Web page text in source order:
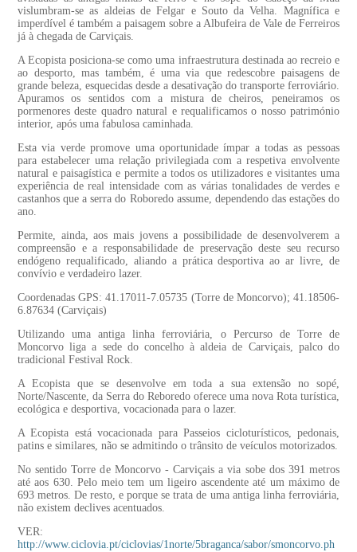
vislumbram-se as aldeias de Felgar e Souto da Velha. Magnífica e
imperdível é também a paisagem sobre a Albufeira de Vale de Ferreiros
já à chegada de Carviçais.
A Ecopista posiciona-se como uma infraestrutura destinada ao recreio e
ao desporto, mas também, é uma via que redescobre paisagens de
grande beleza, esquecidas desde a desativação do transporte ferroviário.
Apuramos os sentidos com a mistura de cheiros, peneiramos os
pormenores deste quadro natural e requalificamos o nosso património
interior, após uma fabulosa caminhada.
Esta via verde promove uma oportunidade ímpar a todas as pessoas
para estabelecer uma relação privilegiada com a respetiva envolvente
natural e paisagística e permite a todos os utilizadores e visitantes uma
experiência de real intensidade com as várias tonalidades de verdes e
castanhos que a serra do Roboredo assume, dependendo das estações do
ano.
Permite, ainda, aos mais jovens a possibilidade de desenvolverem a
compreensão e a responsabilidade de preservação deste seu recurso
endógeno requalificado, aliando a prática desportiva ao ar livre, de
convívio e verdadeiro lazer.
Coordenadas GPS: 41.17011-7.05735 (Torre de Moncorvo); 41.18506-
6.87634 (Carviçais)
Utilizando uma antiga linha ferroviária, o Percurso de Torre de
Moncorvo liga a sede do concelho à aldeia de Carviçais, palco do
tradicional Festival Rock.
A Ecopista que se desenvolve em toda a sua extensão no sopé,
Norte/Nascente, da Serra do Reboredo oferece uma nova Rota turística,
ecológica e desportiva, vocacionada para o lazer.
A Ecopista está vocacionada para Passeios cicloturísticos, pedonais,
patins e similares, não se admitindo o trânsito de veículos motorizados.
No sentido Torre de Moncorvo - Carviçais a via sobe dos 391 metros
até aos 630. Pelo meio tem um ligeiro ascendente até um máximo de
693 metros. De resto, e porque se trata de uma antiga linha ferroviária,
não existem declives acentuados.
VER:
http://www.ciclovia.pt/ciclovias/1norte/5braganca/sabor/smoncorvo.ph